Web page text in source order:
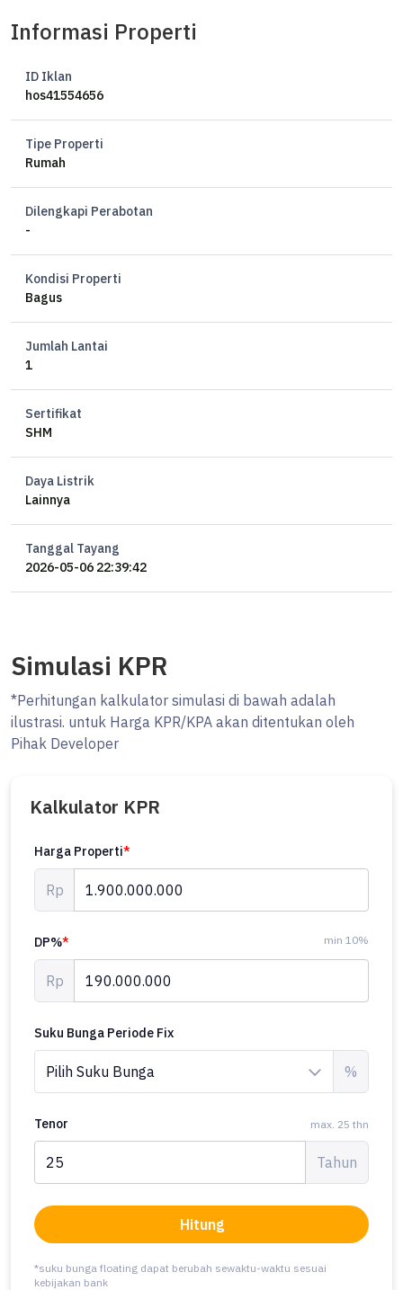
Luas Bangunan 180m²
Kamar Tidur 3
Air Artetis
Informasi Properti
ID Iklan
hos41554656
Tipe Properti
Rumah
Dilengkapi Perabotan
-
Kondisi Properti
Bagus
Jumlah Lantai
1
Sertifikat
SHM
Daya Listrik
Lainnya
Tanggal Tayang
2026-05-06 22:39:42
Simulasi KPR
*Perhitungan kalkulator simulasi di bawah adalah
ilustrasi. untuk Harga KPR/KPA akan ditentukan oleh
Pihak Developer
Kalkulator KPR
Harga Properti*
Rp
DP%* min 10%
Rp
Suku Bunga Periode Fix
%
Tenor max. 25 thn
Tahun
Hitung
*suku bunga floating dapat berubah sewaktu-waktu sesuai
kebijakan bank